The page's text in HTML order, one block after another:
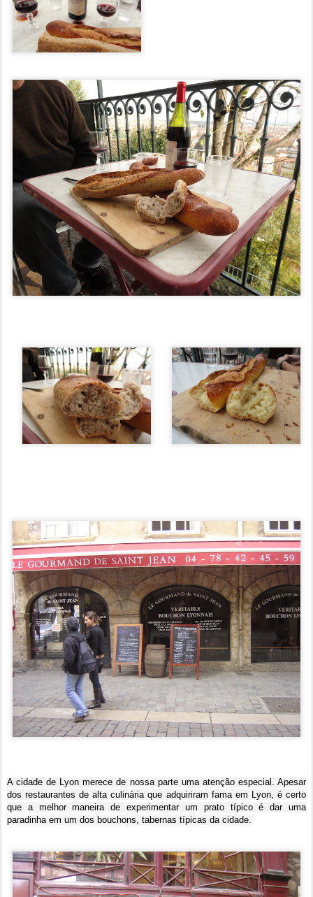
A cidade de Lyon merece de nossa parte uma atenção especial. Apesar
dos restaurantes de alta culinária que adquiriram fama em Lyon, é certo
que a melhor maneira de experimentar um prato típico é dar uma
paradinha em um dos bouchons, tabernas típicas da cidade.